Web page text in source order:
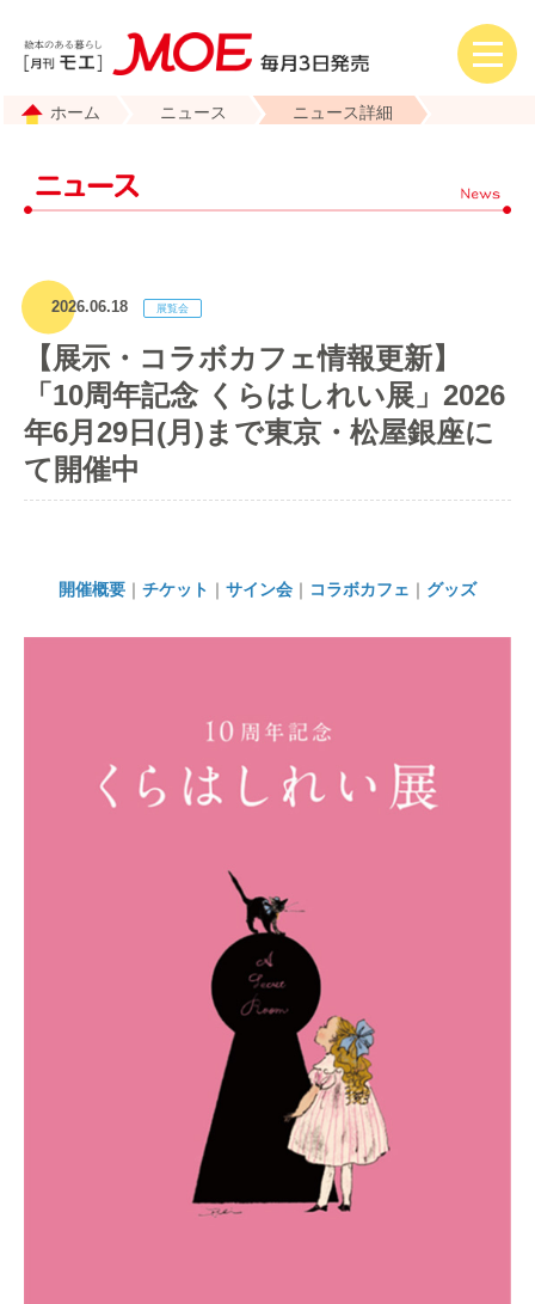
ホーム ニュース ニュース詳細
2026.06.18
【展示・コラボカフェ情報更新】
「10周年記念 くらはしれい展」2026
年6月29日(月)まで東京・松屋銀座に
て開催中
開催概要 ｜ チケット ｜ サイン会 ｜ コラボカフェ ｜ グッズ